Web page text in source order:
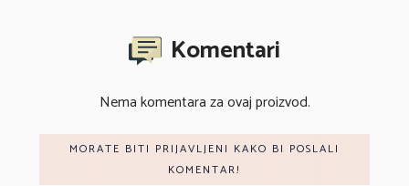
Komentari
Nema komentara za ovaj proizvod.
MORATE BITI PRIJAVLJENI KAKO BI POSLALI
KOMENTAR!